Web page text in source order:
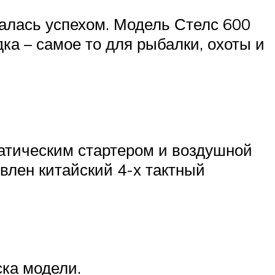
успехом. Модель Стелс 600
– самое то для рыбалки, охоты и
стартером и воздушной
китайский 4-х тактный
модели.